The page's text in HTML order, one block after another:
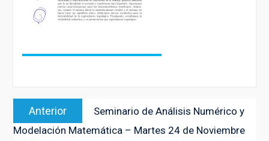
Navegación
entradas
Anterior
anterior:
Seminario de Análisis Numérico y
Modelación Matemática – Martes 24 de Noviembre